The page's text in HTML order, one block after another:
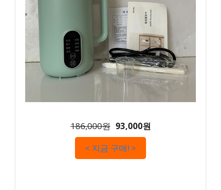
186,000원 93,000원
< 지금 구매! >